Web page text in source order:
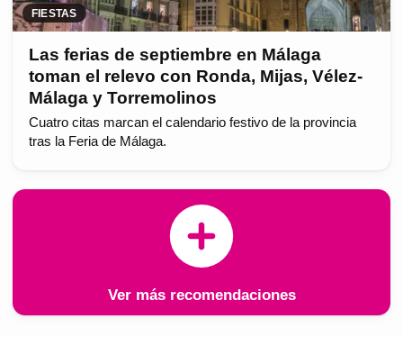
FIESTAS
Las ferias de septiembre en Málaga
toman el relevo con Ronda, Mijas, Vélez-
Málaga y Torremolinos
Cuatro citas marcan el calendario festivo de la provincia
tras la Feria de Málaga.
Ver más recomendaciones